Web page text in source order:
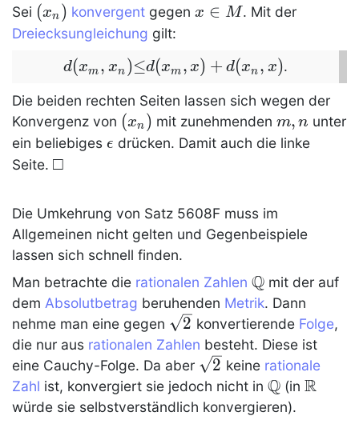
Sei (x_n)
(xn ) konvergent gegen x\in
x ∈ M. Mit der
Dreiecksungleichung gilt:
d(x_m,x_n)\leq
d(xm , xn )≤d(xm , x) + d(xn , x).
Die beiden rechten Seiten lassen sich wegen der
Konvergenz von (x_n)
(xn ) mit zunehmenden m,n
m, n unter
ein beliebiges \epsilon
ϵ drücken. Damit auch die linke
Seite. \qed
□
Die Umkehrung von Satz 5608F muss im
Allgemeinen nicht gelten und Gegenbeispiele
lassen sich schnell finden.
Man betrachte die rationalen Zahlen \dom
Q
Q mit der auf
dem Absolutbetrag beruhenden Metrik. Dann
nehme man eine gegen \sqrt
2
2 konvertierende Folge,
die nur aus rationalen Zahlen besteht. Diese ist
eine Cauchy-Folge. Da aber \sqrt
2
2 keine rationale
Zahl ist, konvergiert sie jedoch nicht in \dom
Q
Q (in \dom
R
würde sie selbstverständlich konvergieren).